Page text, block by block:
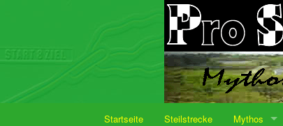
Startseite Steilstrecke Mythos